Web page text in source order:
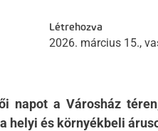
Létrehozva
2026. március 15.,
napot a Városház
helyi és környékbeli